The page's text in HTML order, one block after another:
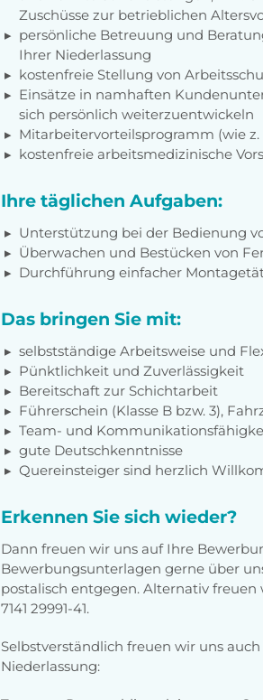
Zuschüsse zur betrieblichen
persönliche Betreuung und
Ihrer Niederlassung
kostenfreie Stellung von
Einsätze in namhaften
sich persönlich weiterzuentwickeln
Mitarbeitervorteilsprogramm (wie
kostenfreie arbeitsmedizinische
Ihre täglichen Aufgaben:
Unterstützung bei der Bedienung
Überwachen und Bestücken von
Durchführung einfacher
Das bringen Sie mit:
selbstständige Arbeitsweise und
Pünktlichkeit und Zuverlässigkeit
Bereitschaft zur Schichtarbeit
Führerschein (Klasse B bzw. 3),
Team- und
gute Deutschkenntnisse
Quereinsteiger sind herzlich
Erkennen Sie sich wieder?
Dann freuen wir uns auf Ihre
Bewerbungsunterlagen gerne über
postalisch entgegen. Alternativ
7141 29991-41.
Selbstverständlich freuen wir uns
Niederlassung: